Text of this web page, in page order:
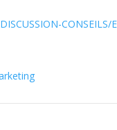
DISCUSSION-CONSEILS/